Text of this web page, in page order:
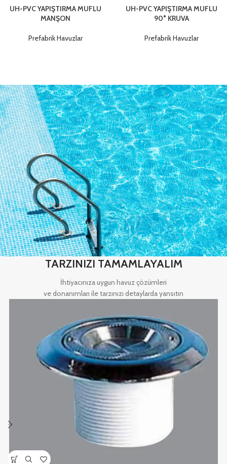
UH-PVC YAPIŞTIRMA MUFLU
MANŞON
Prefabrik Havuzlar
UH-PVC YAPIŞTIRMA MUFLU
90° KRUVA
Prefabrik Havuzlar
TARZINIZI TAMAMLAYALIM
İhtiyacınıza uygun havuz çözümleri
ve donanımları ile tarzınızı detaylarda yansıtın